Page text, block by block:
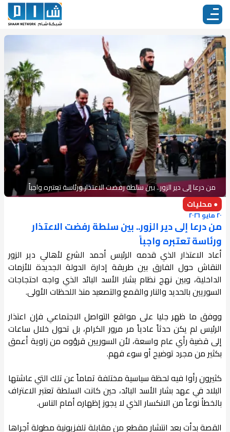
من درعا إلى دير الزور.. بين سلطة رفضت الاعتذار ورئاسة تعتبره واجباً
● محليات
٢٠ مايو ٢٠٢٦
من درعا إلى دير الزور.. بين سلطة رفضت الاعتذار
ورئاسة تعتبره واجباً
أعاد الاعتذار الذي قدمه الرئيس أحمد الشرع لأهالي دير الزور
النقاش حول الفارق بين طريقة إدارة الدولة الجديدة للأزمات
الداخلية، وبين نهج نظام بشار الأسد البائد الذي واجه احتجاجات
السوريين بالحديد والنار والقمع والتصعيد منذ اللحظات الأولى.
ووفق ما ظهر جليا على مواقع التواصل الاجتماعي فإن اعتذار
الرئيس لم يكن حدثاً عادياً مر مرور الكرام، بل تحول خلال ساعات
إلى قضية رأي عام واسعة، لأن السوريين قرؤوه من زاوية أعمق
بكثير من مجرد توضيح أو سوء فهم.
كثيرون رأوا فيه لحظة سياسية مختلفة تماماً عن تلك التي عاشتها
البلاد في عهد بشار الأسد البائد، حين كانت السلطة تعتبر الاعتراف
بالخطأ نوعاً من الانكسار الذي لا يجوز إظهاره أمام الناس.
القصة بدأت بعد انتشار مقطع من مقابلة تلفزيونية مطولة أجراها